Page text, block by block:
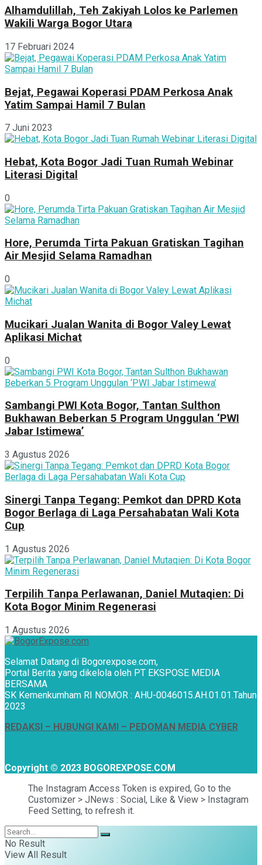
Alhamdulillah, Teh Zakiyah Lolos ke Parlemen
Wakili Warga Bogor Utara
17 Februari 2024
Bejat, Pegawai Koperasi PDAM Perkosa Anak
Yatim Sampai Hamil 7 Bulan
7 Juni 2023
Hebat, Kota Bogor Jadi Tuan Rumah Webinar
Literasi Digital
0
Hore, Perumda Tirta Pakuan Gratiskan Tagihan
Air Mesjid Selama Ramadhan
0
Mucikari Jualan Wanita di Bogor Valey Lewat
Aplikasi Michat
0
Sambangi PWI Kota Bogor, Tantan Sulthon
Bukhawan Beberkan 5 Program Unggulan ‘PWI
Jabar Istimewa’
3 Agustus 2026
Sinergi Tanpa Tegang: Pemkot dan DPRD Kota
Bogor Berlaga di Laga Persahabatan Wali Kota
Cup
1 Agustus 2026
Terpilih Tanpa Perlawanan, Daniel Mutaqien: Di
Kota Bogor Minim Regenerasi
1 Agustus 2026
Selamat Datang di Bogorexpose.com,
Portal Berita yang dikelola oleh PT EKSPOSE MEDIA
BERSAMA
SK Kemenkumham RI NOMOR : AHU-0046015.AH.01.01.Tahun
2023
REDAKSI – HUBUNGI KAMI – PEDOMAN MEDIA CYBER
Copyright © 2023 BOGOREXPOSE.COM
The Instagram Access Token is expired, Go to the
Customizer > JNews : Social, Like & View > Instagram
Feed Setting, to refresh it.
No Result
View All Result